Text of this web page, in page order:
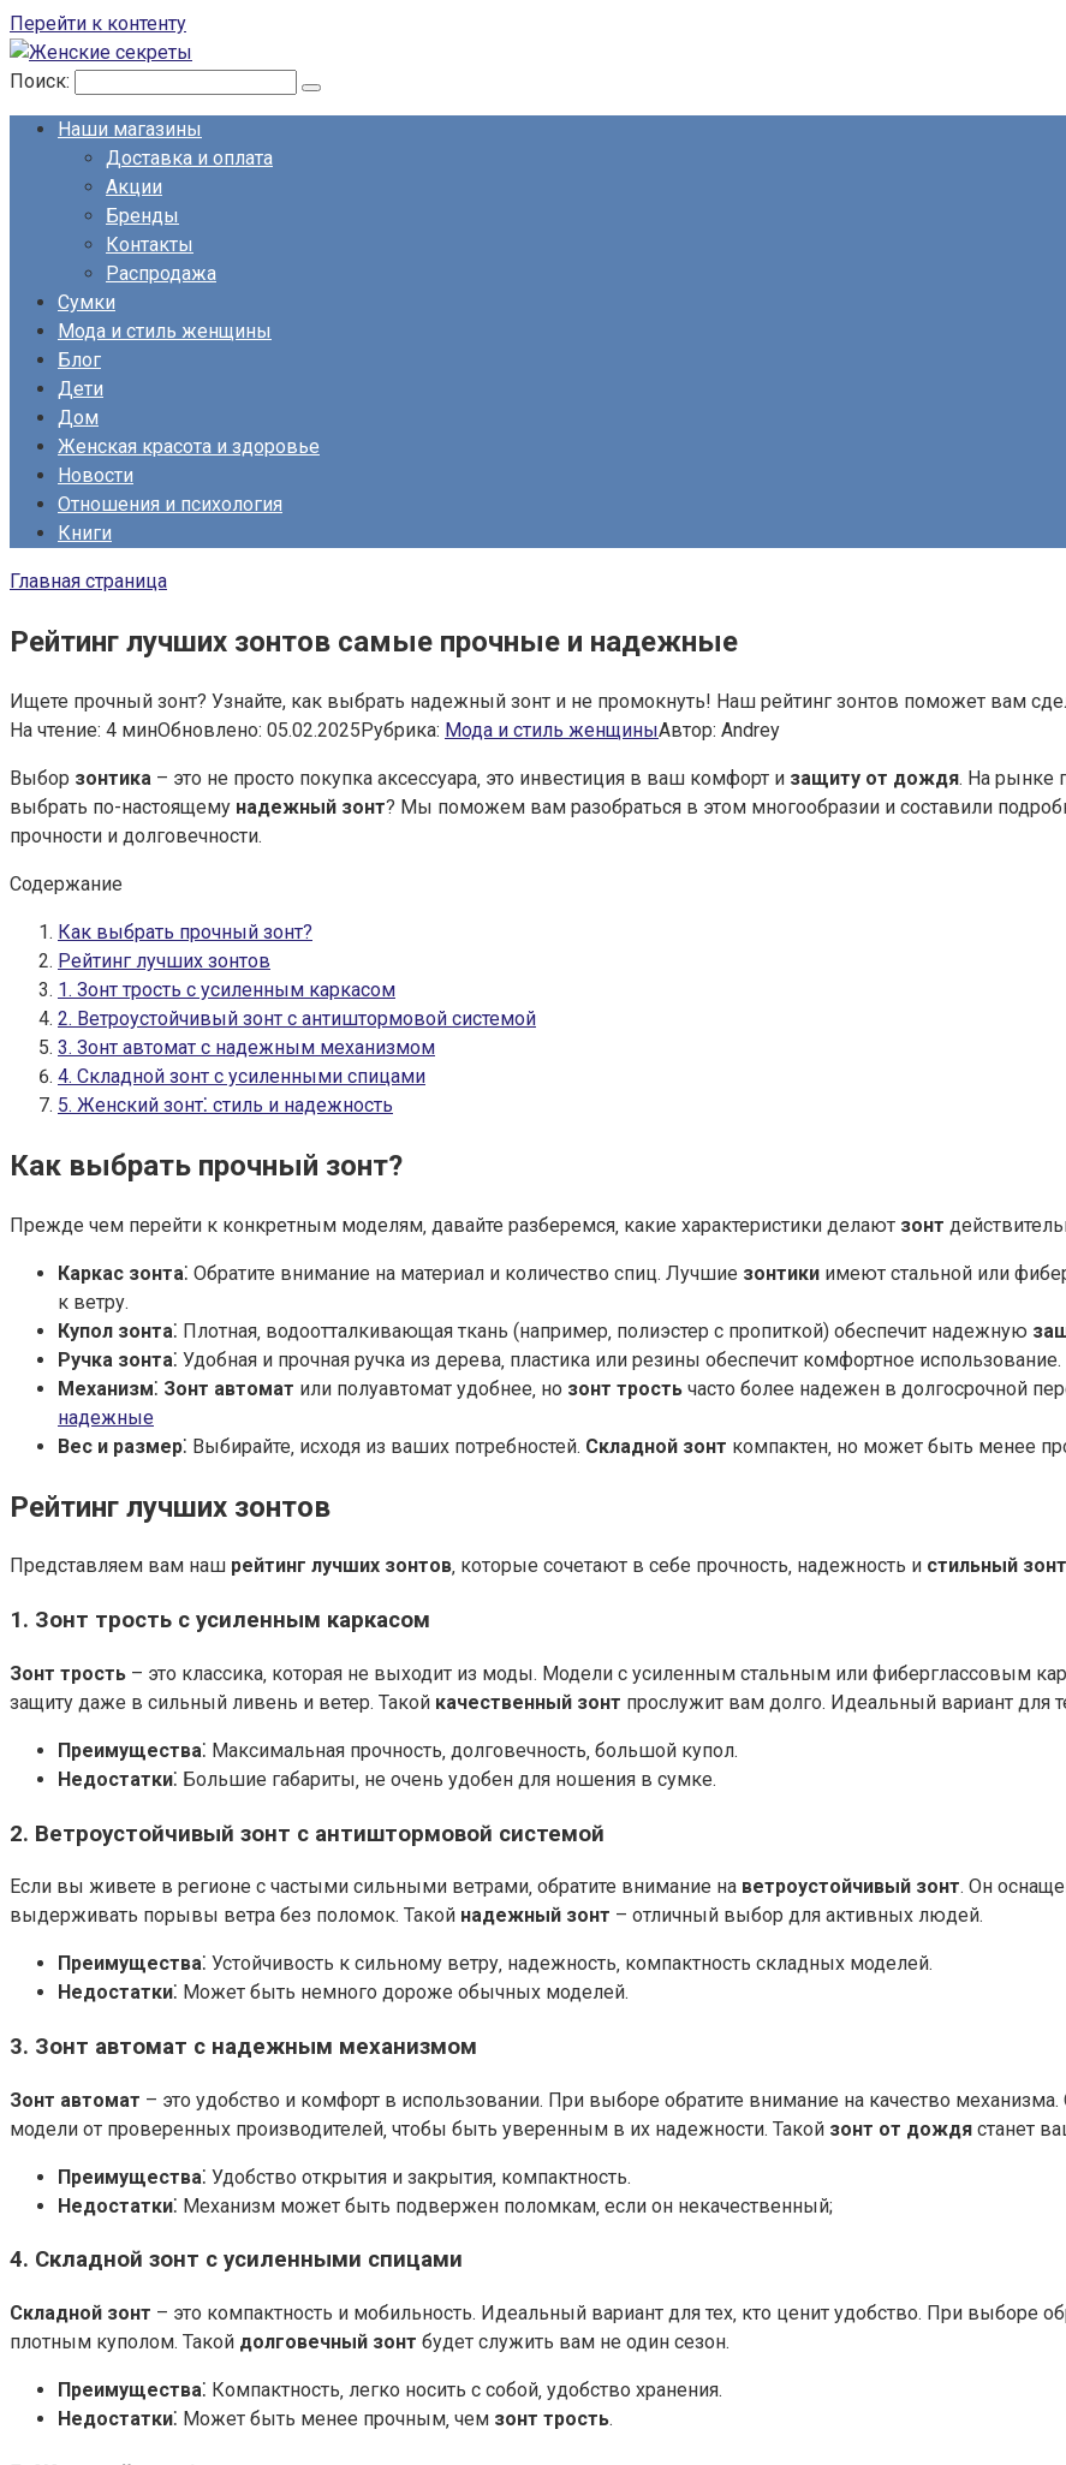
Перейти к контенту
Поиск:
Наши магазины
Доставка и оплата
Акции
Бренды
Контакты
Распродажа
Сумки
Мода и стиль женщины
Блог
Дети
Дом
Женская красота и здоровье
Новости
Отношения и психология
Книги
Главная страница
Рейтинг лучших зонтов самые прочные и надежные
Ищете прочный зонт? Узнайте, как выбрать надежный зонт и не промокнуть! Наш рейтинг зонтов поможет вам
На чтение: 4 минОбновлено: 05.02.2025Рубрика: Мода и стиль женщиныАвтор: Andrey
Выбор зонтика – это не просто покупка аксессуара‚ это инвестиция в ваш комфорт и защиту от дождя. На рынке
выбрать по-настоящему надежный зонт? Мы поможем вам разобраться в этом многообразии и составили
прочности и долговечности.
Содержание
Как выбрать прочный зонт?
Рейтинг лучших зонтов
1. Зонт трость с усиленным каркасом
2. Ветроустойчивый зонт с антиштормовой системой
3. Зонт автомат с надежным механизмом
4. Складной зонт с усиленными спицами
5. Женский зонт⁚ стиль и надежность
Как выбрать прочный зонт?
Прежде чем перейти к конкретным моделям‚ давайте разберемся‚ какие характеристики делают зонт
Каркас зонта⁚ Обратите внимание на материал и количество спиц. Лучшие зонтики имеют стальной или
к ветру.
Купол зонта⁚ Плотная‚ водоотталкивающая ткань (например‚ полиэстер с пропиткой) обеспечит надежную
Ручка зонта⁚ Удобная и прочная ручка из дерева‚ пластика или резины обеспечит комфортное использование.
Механизм⁚ Зонт автомат или полуавтомат удобнее‚ но зонт трость часто более надежен в долгосрочной
надежные
Вес и размер⁚ Выбирайте‚ исходя из ваших потребностей. Складной зонт компактен‚ но может быть менее
Рейтинг лучших зонтов
Представляем вам наш рейтинг лучших зонтов‚ которые сочетают в себе прочность‚ надежность и стильный зонт
1. Зонт трость с усиленным каркасом
Зонт трость – это классика‚ которая не выходит из моды. Модели с усиленным стальным или фиберглассовым
защиту даже в сильный ливень и ветер. Такой качественный зонт прослужит вам долго. Идеальный вариант для
Преимущества⁚ Максимальная прочность‚ долговечность‚ большой купол.
Недостатки⁚ Большие габариты‚ не очень удобен для ношения в сумке.
2. Ветроустойчивый зонт с антиштормовой системой
Если вы живете в регионе с частыми сильными ветрами‚ обратите внимание на ветроустойчивый зонт. Он
выдерживать порывы ветра без поломок. Такой надежный зонт – отличный выбор для активных людей.
Преимущества⁚ Устойчивость к сильному ветру‚ надежность‚ компактность складных моделей.
Недостатки⁚ Может быть немного дороже обычных моделей.
3. Зонт автомат с надежным механизмом
Зонт автомат – это удобство и комфорт в использовании. При выборе обратите внимание на качество
модели от проверенных производителей‚ чтобы быть уверенным в их надежности. Такой зонт от дождя станет
Преимущества⁚ Удобство открытия и закрытия‚ компактность.
Недостатки⁚ Механизм может быть подвержен поломкам‚ если он некачественный;
4. Складной зонт с усиленными спицами
Складной зонт – это компактность и мобильность. Идеальный вариант для тех‚ кто ценит удобство. При
плотным куполом. Такой долговечный зонт будет служить вам не один сезон.
Преимущества⁚ Компактность‚ легко носить с собой‚ удобство хранения.
Недостатки⁚ Может быть менее прочным‚ чем зонт трость.